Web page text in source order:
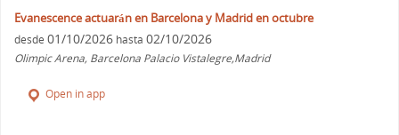
Evanescence actuarán en Barcelona y Madrid en octubre
desde 01/10/2026 hasta 02/10/2026
Olimpic Arena, Barcelona Palacio Vistalegre,Madrid
Open in app